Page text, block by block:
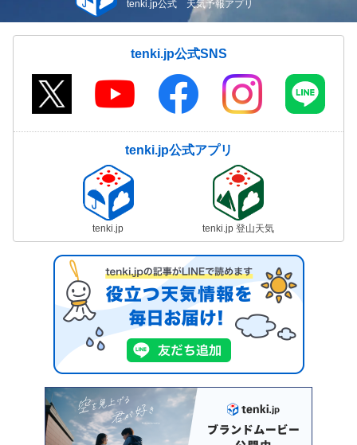
tenki.jp公式 天気予報アプリ
tenki.jp公式SNS
tenki.jp公式アプリ
tenki.jp tenki.jp 登山天気